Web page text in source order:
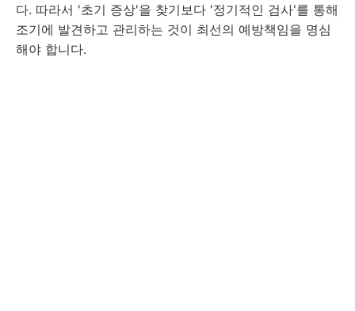
다. 따라서 '초기 증상'을 찾기보다 '정기적인 검사'를 통해
조기에 발견하고 관리하는 것이 최선의 예방책임을 명심
해야 합니다.